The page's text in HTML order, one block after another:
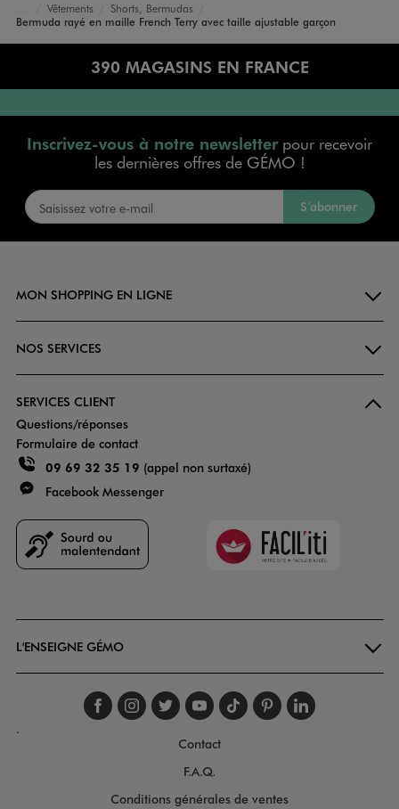
Accueil
Garçon
Vêtements
Shorts, Bermudas
Bermuda rayé en maille French Terry avec taille ajustable garçon
390 MAGASINS EN FRANCE
Inscrivez-vous à notre newsletterpour recevoir
les dernières offres de GÉMO !
S’abonner
MON SHOPPING EN LIGNE
NOS SERVICES
SERVICES CLIENT
Questions/réponses
Formulaire de contact
09 69 32 35 19 (appel non surtaxé)
Facebook Messenger
Faciliti
L'ENSEIGNE GÉMO
Suivez-nous sur
Suivez-nous sur
Suivez-nous sur
Suivez-nous
Suivez-nous
Suivez-
.
Contact
F.A.Q.
Conditions générales de ventes